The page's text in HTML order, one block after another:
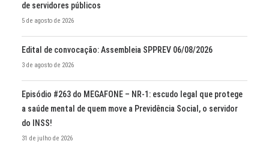
de servidores públicos
5 de agosto de 2026
Edital de convocação: Assembleia SPPREV 06/08/2026
3 de agosto de 2026
Episódio #263 do MEGAFONE – NR-1: escudo legal que protege
a saúde mental de quem move a Previdência Social, o servidor
do INSS!
31 de julho de 2026